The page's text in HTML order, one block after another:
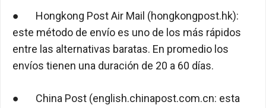
● Hongkong Post Air Mail (hongkongpost.hk):
este método de envío es uno de los más rápidos
entre las alternativas baratas. En promedio los
envíos tienen una duración de 20 a 60 días.
● China Post (english.chinapost.com.cn: esta